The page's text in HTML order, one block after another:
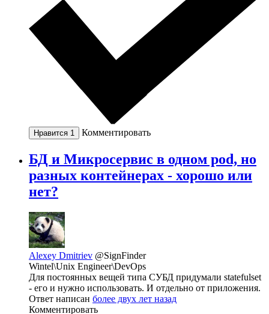
Нравится 1 Комментировать
БД и Микросервис в одном pod, но
разных контейнерах - хорошо или
нет?
Alexey Dmitriev @SignFinder
Wintel\Unix Engineer\DevOps
Для постоянных вещей типа СУБД придумали statefulset
- его и нужно использовать. И отдельно от приложения.
Ответ написан более двух лет назад
Комментировать